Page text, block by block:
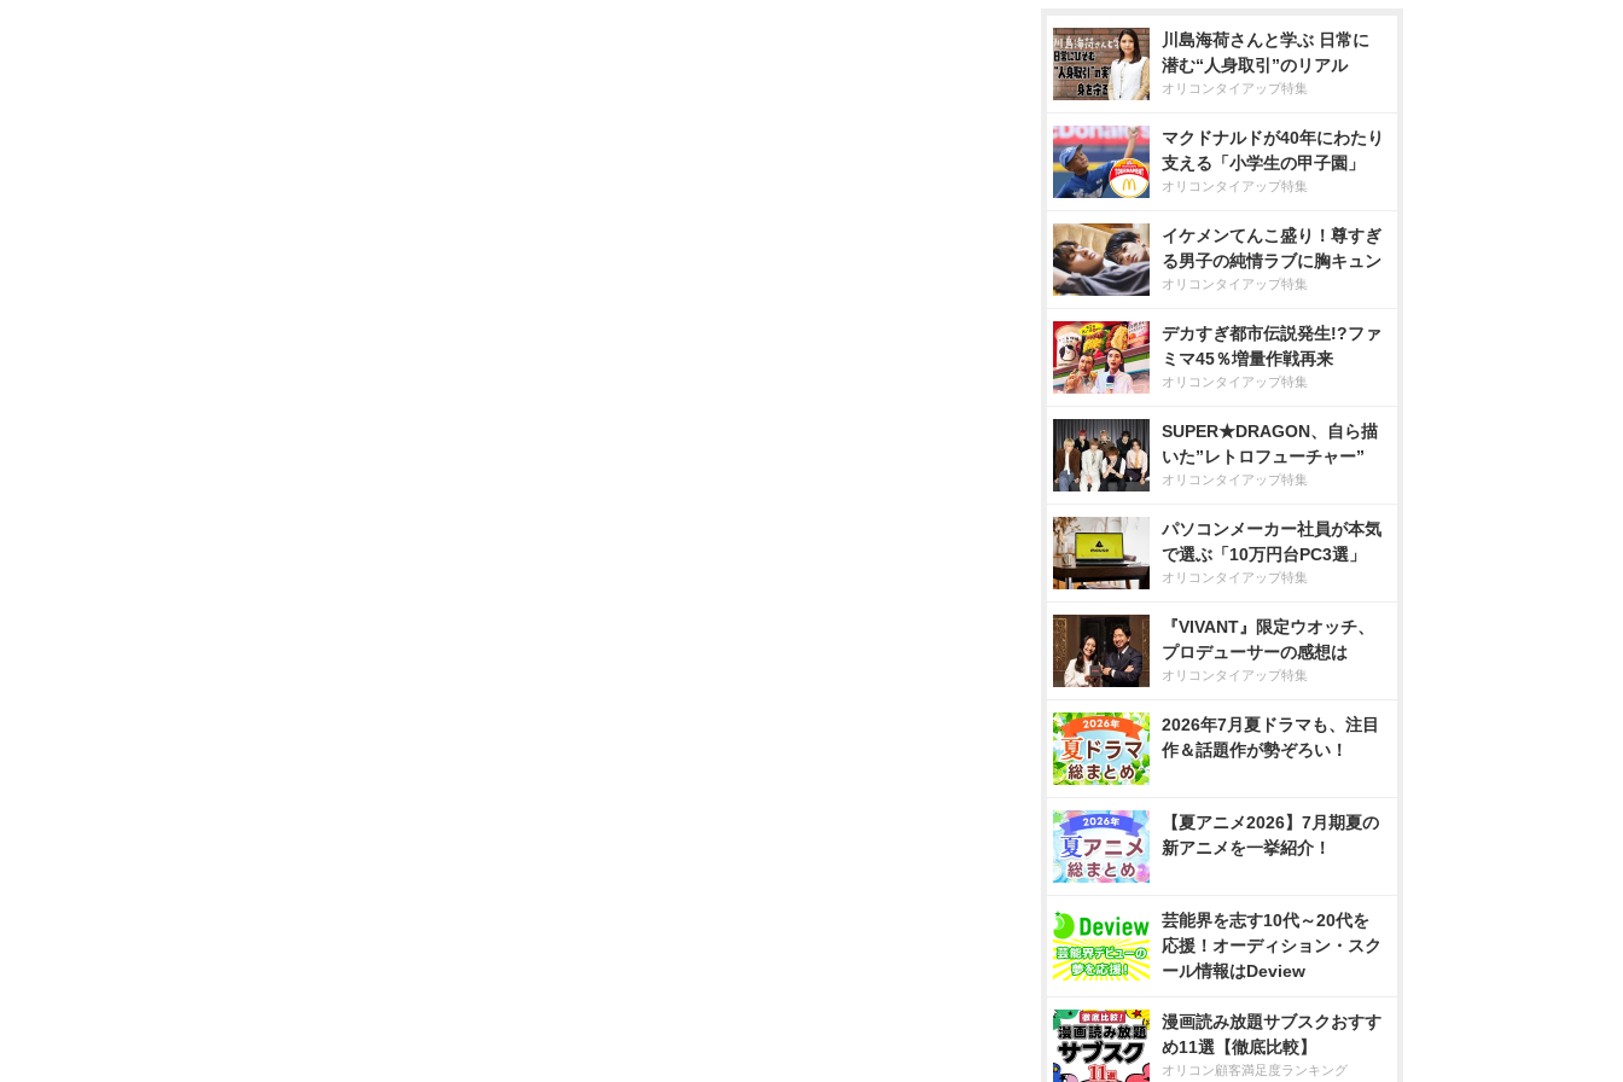
川島海荷さんと学ぶ 日常に
潜む“人身取引”のリアル
オリコンタイアップ特集
マクドナルドが40年にわたり
支える「小学生の甲子園」
オリコンタイアップ特集
イケメンてんこ盛り！尊すぎ
る男子の純情ラブに胸キュン
オリコンタイアップ特集
デカすぎ都市伝説発生!?ファ
ミマ45％増量作戦再来
オリコンタイアップ特集
SUPER★DRAGON、自ら描
いた”レトロフューチャー”
オリコンタイアップ特集
パソコンメーカー社員が本気
で選ぶ「10万円台PC3選」
オリコンタイアップ特集
『VIVANT』限定ウオッチ、
プロデューサーの感想は
オリコンタイアップ特集
2026年7月夏ドラマも、注目
作＆話題作が勢ぞろい！
【夏アニメ2026】7月期夏の
新アニメを一挙紹介！
芸能界を志す10代～20代を
応援！オーディション・スク
ール情報はDeview
漫画読み放題サブスクおすす
め11選【徹底比較】
オリコン顧客満足度ランキング